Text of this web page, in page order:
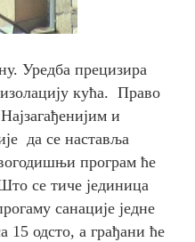
Уредба прецизира
кућа. Право
и
да се наставља
програм ће
се тиче јединица
санације једне
15 одсто, а грађани ће